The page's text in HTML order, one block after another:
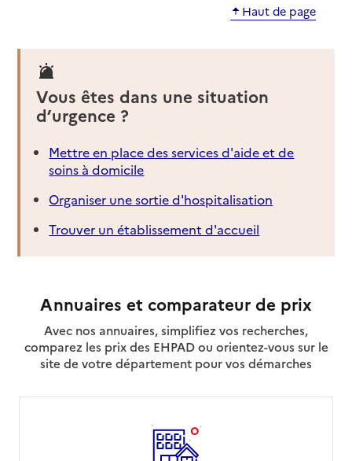
Haut de page
Vous êtes dans une situation
d’urgence ?
Mettre en place des services d'aide et de
soins à domicile
Organiser une sortie d'hospitalisation
Trouver un établissement d'accueil
Annuaires et comparateur de prix
Avec nos annuaires, simplifiez vos recherches,
comparez les prix des EHPAD ou orientez-vous sur le
site de votre département pour vos démarches